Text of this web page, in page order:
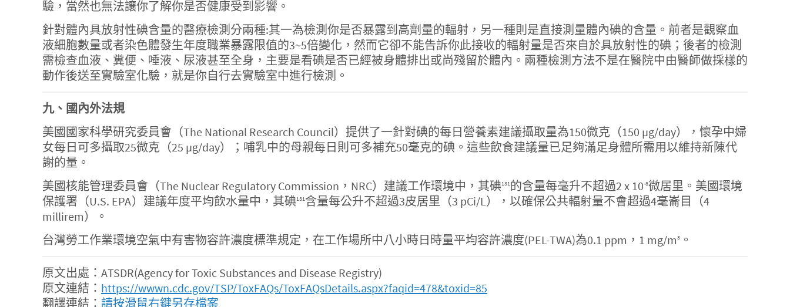
驗，當然也無法讓你了解你是否健康受到影響。
針對體內具放射性碘含量的醫療檢測分兩種:其一為檢測你是否暴露到高劑量的輻射，另一種則是直接測量體內碘的含量。前者是觀察血
液細胞數量或者染色體發生年度職業暴露限值的3~5倍變化，然而它卻不能告訴你此接收的輻射量是否來自於具放射性的碘；後者的檢測
需檢查血液、糞便、唾液、尿液甚至全身，主要是看碘是否已經被身體排出或尚殘留於體內。兩種檢測方法不是在醫院中由醫師做採樣的
動作後送至實驗室化驗，就是你自行去實驗室中進行檢測。
九、國內外法規
美國國家科學研究委員會（The National Research Council）提供了一針對碘的每日營養素建議攝取量為150微克（150 µg/day），懷孕中婦
女每日可多攝取25微克（25 µg/day）；哺乳中的母親每日則可多補充50毫克的碘。這些飲食建議量已足夠滿足身體所需用以維持新陳代
謝的量。
美國核能管理委員會（The Nuclear Regulatory Commission，NRC）建議工作環境中，其碘131的含量每毫升不超過2 x 10-8微居里。美國環境
保護署（U.S. EPA）建議年度平均飲水量中，其碘131含量每公升不超過3皮居里（3 pCi/L），以確保公共輻射量不會超過4毫崙目（4
millirem）。
台灣勞工作業環境空氣中有害物容許濃度標準規定，在工作場所中八小時日時量平均容許濃度(PEL-TWA)為0.1 ppm，1 mg/m3 。
原文出處：ATSDR(Agency for Toxic Substances and Disease Registry)
原文連結： https://wwwn.cdc.gov/TSP/ToxFAQs/ToxFAQsDetails.aspx?faqid=478&toxid=85
翻譯連結： 請按滑鼠右鍵另存檔案